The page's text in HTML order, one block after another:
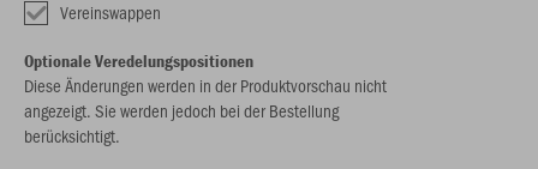
Vereinswappen
Optionale Veredelungspositionen
Diese Änderungen werden in der Produktvorschau nicht
angezeigt. Sie werden jedoch bei der Bestellung
berücksichtigt.